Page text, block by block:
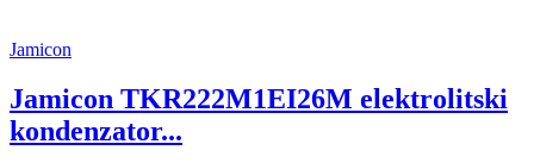
Jamicon
Jamicon TKR222M1EI26M elektrolitski
kondenzator...